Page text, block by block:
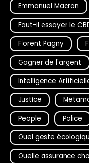
Emmanuel Macron
Faut-il essayer le
Florent Pagny
Gagner de l'argent
Intelligence
Justice
People
Police
Quel geste
Quelle assurance